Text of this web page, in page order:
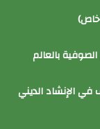
بالعالم
الإنشاد الديني